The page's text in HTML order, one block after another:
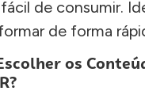
de consumir.
de forma
os